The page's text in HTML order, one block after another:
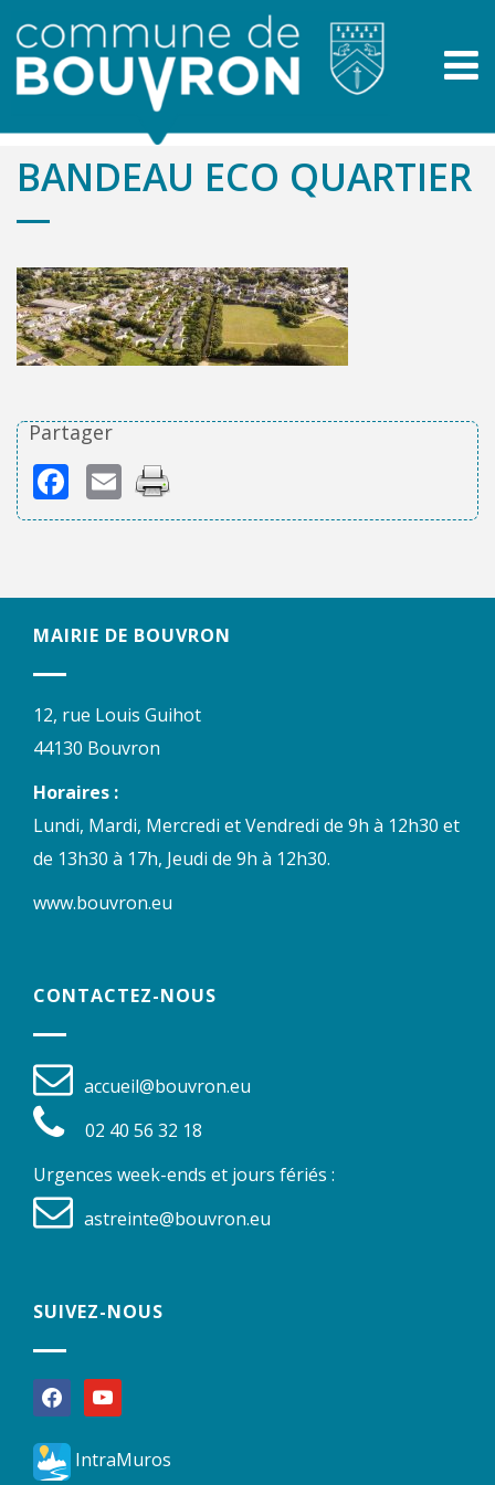
BANDEAU ECO QUARTIER
Partager
Facebook
Email
MAIRIE DE BOUVRON
12, rue Louis Guihot
44130 Bouvron
Horaires :
Lundi, Mardi, Mercredi et Vendredi de 9h à 12h30 et
de 13h30 à 17h, Jeudi de 9h à 12h30.
www.bouvron.eu
CONTACTEZ-NOUS
accueil@bouvron.eu
02 40 56 32 18
Urgences week-ends et jours fériés :
astreinte@bouvron.eu
SUIVEZ-NOUS
facebookyoutube
IntraMuros